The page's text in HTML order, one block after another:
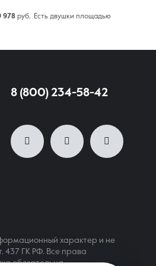
978 руб. Есть двушки площадью
8 (800) 234-58-42
характер и не
437 ГК РФ. Все права
обязательна